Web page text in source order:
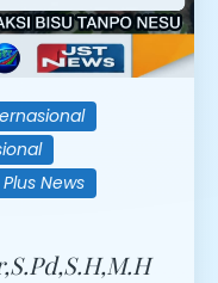
Plus News